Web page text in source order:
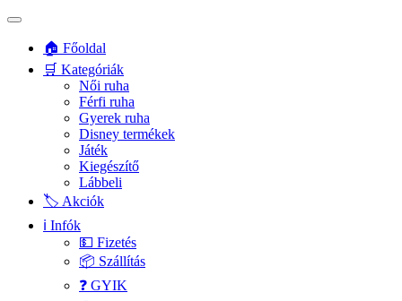
🏠 Főoldal
🛒 Kategóriák
Női ruha
Férfi ruha
Gyerek ruha
Disney termékek
Játék
Kiegészítő
Lábbeli
🏷️ Akciók
ℹ️ Infók
💵 Fizetés
📦 Szállítás
❓ GYIK